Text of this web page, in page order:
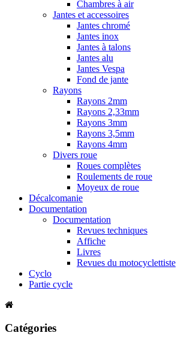
Chambres à air
Jantes et accessoires
Jantes chromé
Jantes inox
Jantes à talons
Jantes alu
Jantes Vespa
Fond de jante
Rayons
Rayons 2mm
Rayons 2,33mm
Rayons 3mm
Rayons 3,5mm
Rayons 4mm
Divers roue
Roues complètes
Roulements de roue
Moyeux de roue
Décalcomanie
Documentation
Documentation
Revues techniques
Affiche
Livres
Revues du motocyclettiste
Cyclo
Partie cycle
Catégories